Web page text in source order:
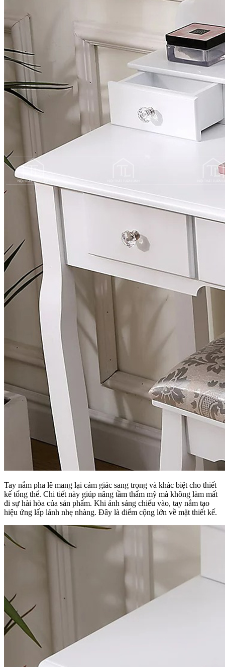
Tay nắm pha lê mang lại cảm giác sang trọng và khác biệt cho thiết
kế tổng thể. Chi tiết này giúp nâng tầm thẩm mỹ mà không làm mất
đi sự hài hòa của sản phẩm. Khi ánh sáng chiếu vào, tay nắm tạo
hiệu ứng lấp lánh nhẹ nhàng. Đây là điểm cộng lớn về mặt thiết kế.